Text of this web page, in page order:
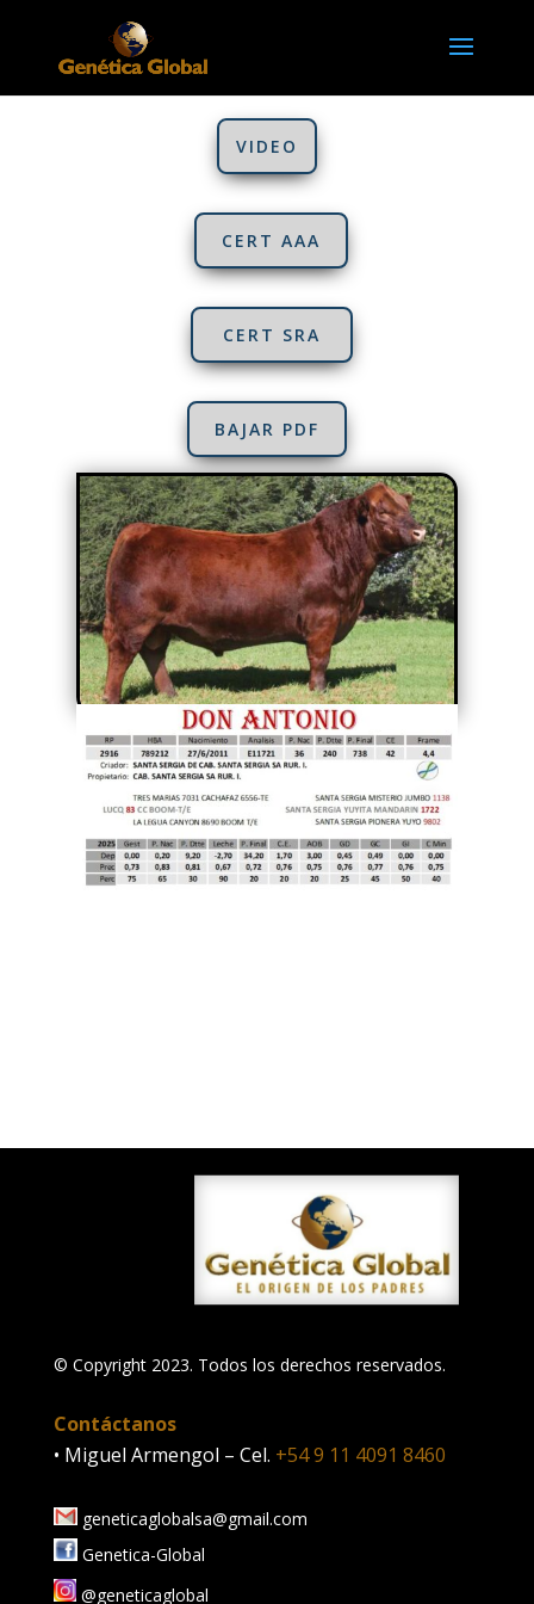
VIDEO
CERT AAA
CERT SRA
BAJAR PDF
© Copyright 2023. Todos los derechos reservados.
Contáctanos
• Miguel Armengol – Cel. +54 9 11 4091 8460
geneticaglobalsa@gmail.com
Genetica-Global
@geneticaglobal